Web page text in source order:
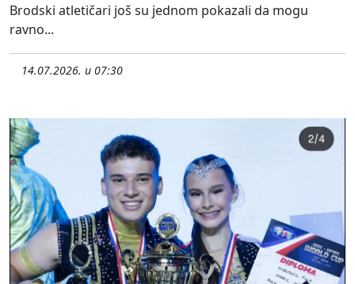
Brodski atletičari još su jednom pokazali da mogu
ravno...
14.07.2026. u 07:30